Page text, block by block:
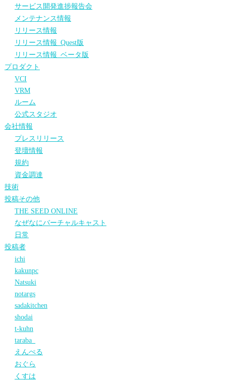
サービス開発進捗報告会
メンテナンス情報
リリース情報
リリース情報_Quest版
リリース情報_ベータ版
プロダクト
VCI
VRM
ルーム
公式スタジオ
会社情報
プレスリリース
登壇情報
規約
資金調達
技術
投稿その他
THE SEED ONLINE
なぜなにバーチャルキャスト
日常
投稿者
ichi
kakunpc
Natsuki
notargs
sadakitchen
shodai
t-kuhn
taraba_
えんぺる
おぐら
くすは